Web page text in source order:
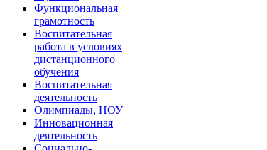
Функциональная
грамотность
Воспитательная
работа в условиях
дистанционного
обучения
Воспитательная
деятельность
Олимпиады, НОУ
Инновационная
деятельность